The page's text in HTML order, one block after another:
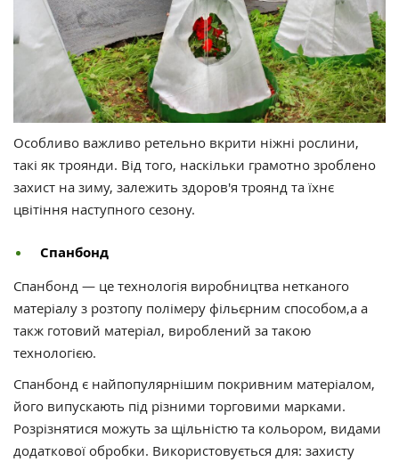
Особливо важливо ретельно вкрити ніжні рослини,
такі як троянди. Від того, наскільки грамотно зроблено
захист на зиму, залежить здоров'я троянд та їхнє
цвітіння наступного сезону.
Спанбонд
Спанбонд — це технологія виробництва нетканого
матеріалу з розтопу полімеру фільєрним способом,а а
такж готовий матеріал, вироблений за такою
технологією.
Спанбонд є найпопулярнішим покривним матеріалом,
його випускають під різними торговими марками.
Розрізнятися можуть за щільністю та кольором, видами
додаткової обробки. Використовується для: захисту